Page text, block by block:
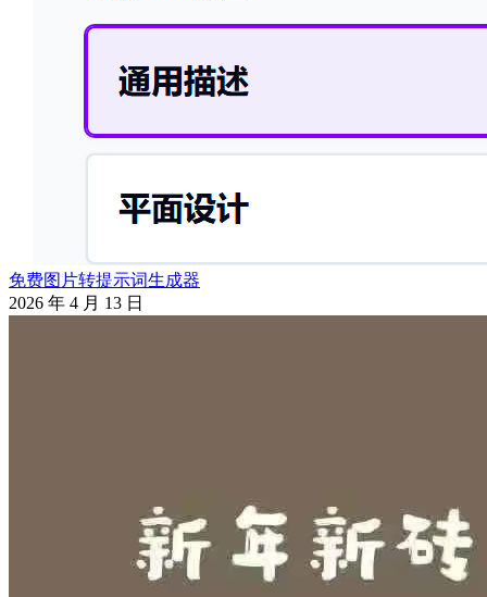
免费图片转提示词生成器
2026 年 4 月 13 日